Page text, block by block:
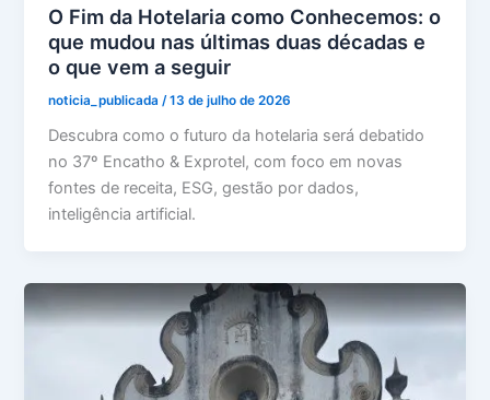
O Fim da Hotelaria como Conhecemos: o
que mudou nas últimas duas décadas e
o que vem a seguir
noticia_publicada /13 de julho de 2026
Descubra como o futuro da hotelaria será debatido
no 37º Encatho & Exprotel, com foco em novas
fontes de receita, ESG, gestão por dados,
inteligência artificial.